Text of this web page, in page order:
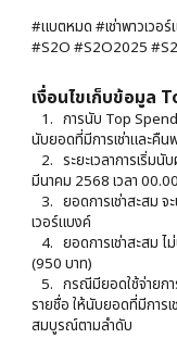
#แบตหมด #เช่าพาวเวอ
#S2O #S2O2025
เงื่อนไขเก็บข้อมูล
1.การนับ Top
นับยอดที่มีการเช่าและคื
2. ระยะเวลาการเริ่ม
มีนาคม 2568 เวลา
3. ยอดการเช่าสะสม จ
เวอร์แบงค์
4. ยอดการเช่าสะสม
(950 บาท)
5. กรณีมียอดใช้จ่ายการ
รายชื่อ ให้นับยอดที่มีการ
สมบูรณ์ตามลำดับ